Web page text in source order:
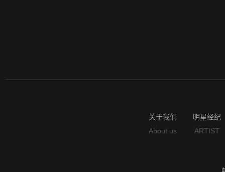
关于我们
About us
明星经纪
ARTIST